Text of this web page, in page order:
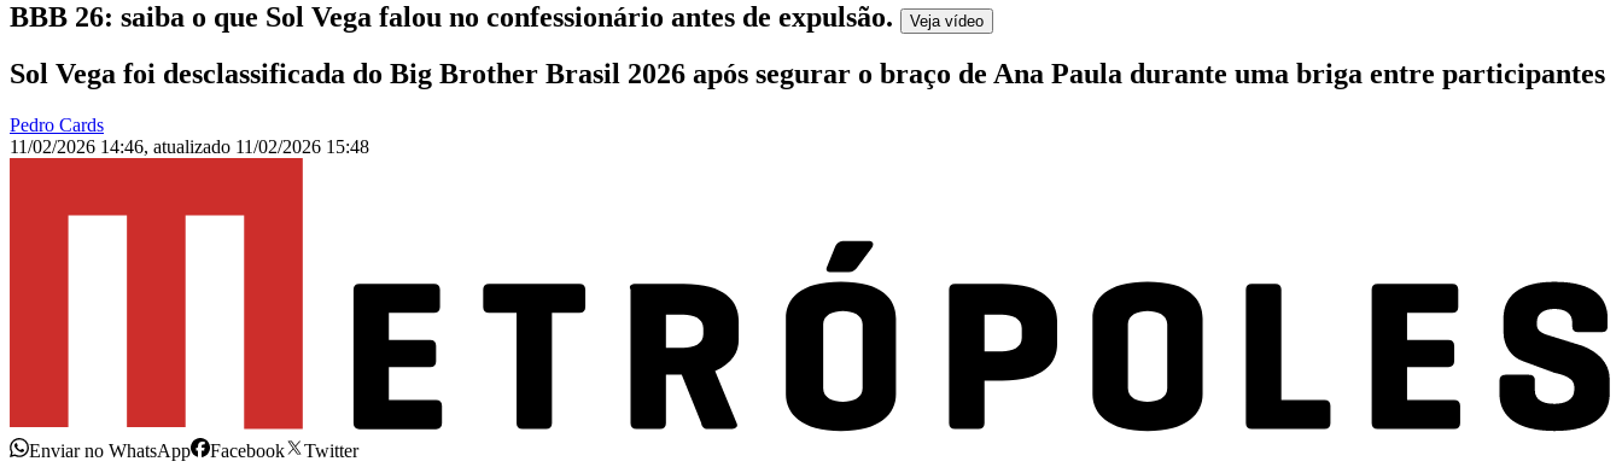
BBB 26: saiba o que Sol Vega falou no confessionário antes de expulsão. Veja vídeo
Sol Vega foi desclassificada do Big Brother Brasil 2026 após segurar o braço de Ana Paula durante uma briga entre participantes
Pedro Cards
11/02/2026 14:46, atualizado 11/02/2026 15:48
Enviar no WhatsApp Facebook
Twitter